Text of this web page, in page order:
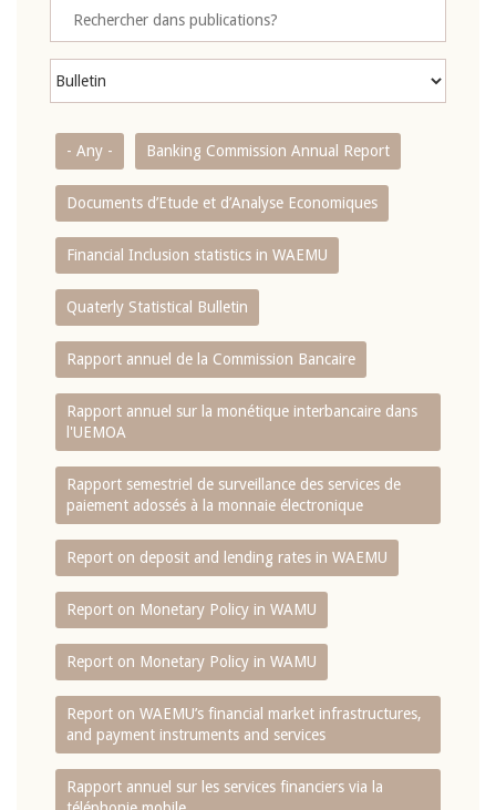
- Any - Banking Commission Annual Report
Documents d’Etude et d’Analyse Economiques
Financial Inclusion statistics in WAEMU
Quaterly Statistical Bulletin
Rapport annuel de la Commission Bancaire
Rapport annuel sur la monétique interbancaire dans
l'UEMOA
Rapport semestriel de surveillance des services de
paiement adossés à la monnaie électronique
Report on deposit and lending rates in WAEMU
Report on Monetary Policy in WAMU
Report on Monetary Policy in WAMU
Report on WAEMU’s financial market infrastructures,
and payment instruments and services
Rapport annuel sur les services financiers via la